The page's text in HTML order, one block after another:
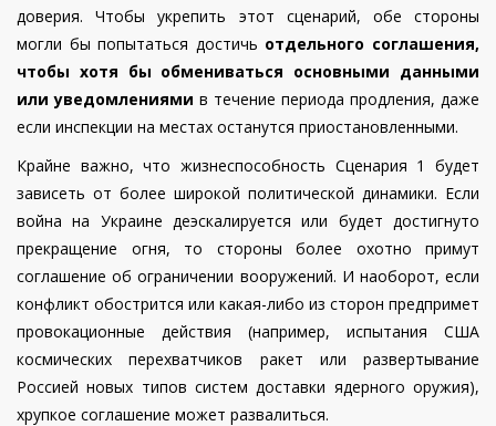
доверия. Чтобы укрепить этот сценарий, обе стороны
могли бы попытаться достичь отдельного соглашения,
чтобы хотя бы обмениваться основными данными
или уведомлениями в течение периода продления, даже
если инспекции на местах останутся приостановленными.
Крайне важно, что жизнеспособность Сценария 1 будет
зависеть от более широкой политической динамики. Если
война на Украине деэскалируется или будет достигнуто
прекращение огня, то стороны более охотно примут
соглашение об ограничении вооружений. И наоборот, если
конфликт обострится или какая-либо из сторон предпримет
провокационные действия (например, испытания США
космических перехватчиков ракет или развертывание
Россией новых типов систем доставки ядерного оружия),
хрупкое соглашение может развалиться.